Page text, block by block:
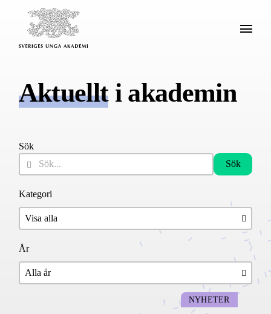
Aktuellti akademin
Kategori
År
Sök
Sök
NYHETER